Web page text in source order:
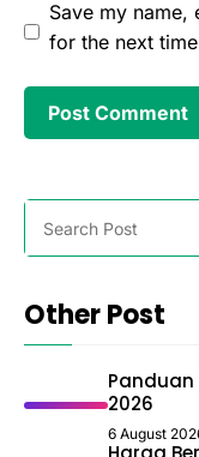
Other Post
Panduan
2026
6 August
Cara
Keyword
Ekstensi
Terbaik
Cara
untuk
6 August